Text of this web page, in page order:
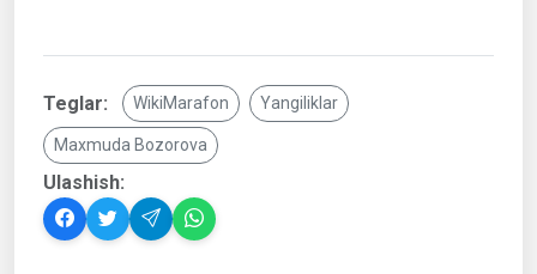
Teglar: WikiMarafon Yangiliklar
Maxmuda Bozorova
Ulashish: